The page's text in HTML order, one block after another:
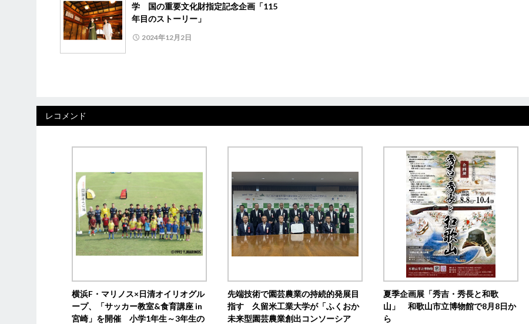
学 国の重要文化財指定記念企画「115
年目のストーリー」
2024年12月2日
レコメンド
横浜F・マリノス×日清オイリオグル
ープ、「サッカー教室&食育講座 in
宮崎」を開催 小学1年生～3年生の
先端技術で園芸農業の持続的発展目
指す 久留米工業大学が「ふくおか
未来型園芸農業創出コンソーシア
夏季企画展「秀吉・秀長と和歌
山」 和歌山市立博物館で8月8日か
ら